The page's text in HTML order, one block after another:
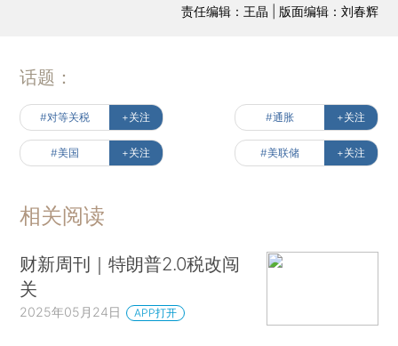
责任编辑：王晶 | 版面编辑：刘春辉
话题：
#对等关税 +关注 #通胀 +关注
#美国 +关注 #美联储 +关注
相关阅读
财新周刊｜特朗普2.0税改闯
关
2025年05月24日 APP打开